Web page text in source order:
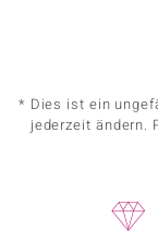
* Dies ist ein
jederzeit ändern.